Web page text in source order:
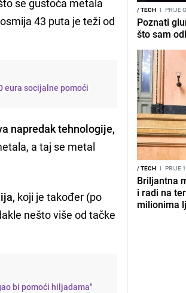
43 puta je teži od
eura socijalne pomoći
napredak tehnologije,
a taj se metal
koji je također (po
nešto više od tačke
bi pomoći hiljadama"
/TECH I PRIJE
Poznati
što sam
/TECH I PRIJE
Briljantna
i radi na
milionima